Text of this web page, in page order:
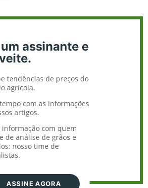
assinante e
tendências de preços do
agrícola.
com as informações
artigos.
informação com quem
de análise de grãos e
nosso time de
ASSINE AGORA